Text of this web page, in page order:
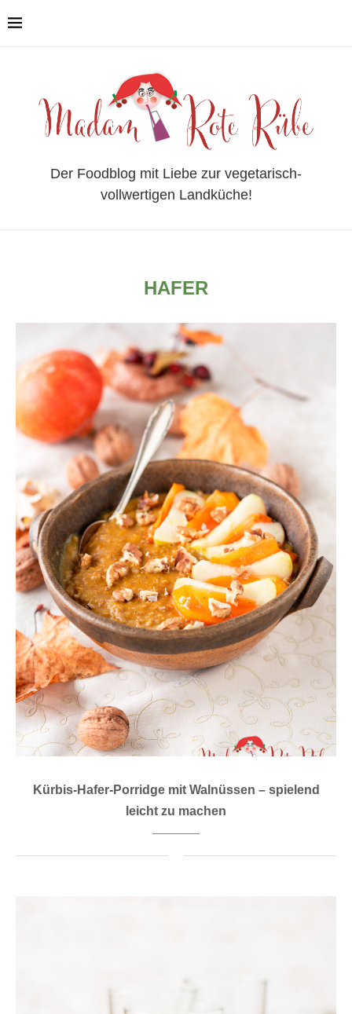
Der Foodblog mit Liebe zur vegetarisch-
vollwertigen Landküche!
HAFER
Kürbis-Hafer-Porridge mit Walnüssen – spielend
leicht zu machen